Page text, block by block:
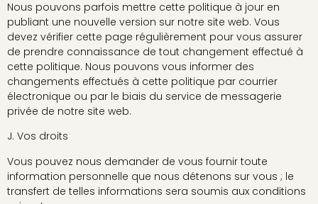
Nous pouvons parfois mettre cette politique à jour en
publiant une nouvelle version sur notre site web. Vous
devez vérifier cette page régulièrement pour vous assurer
de prendre connaissance de tout changement effectué à
cette politique. Nous pouvons vous informer des
changements effectués à cette politique par courrier
électronique ou par le biais du service de messagerie
privée de notre site web.
J. Vos droits
Vous pouvez nous demander de vous fournir toute
information personnelle que nous détenons sur vous ; le
transfert de telles informations sera soumis aux conditions